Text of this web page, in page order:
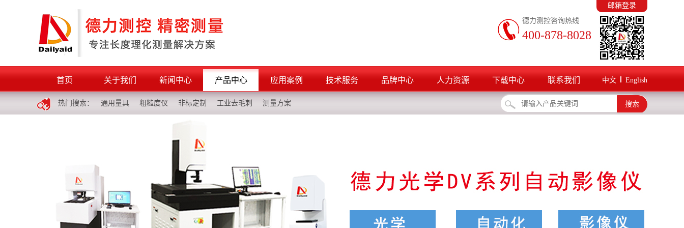
邮箱登录
德力测控咨询热线
400-878-8028
首页 关于我们 新闻中心 产品中心 应用案例 技术服务 品牌中心 人力资源 下载中心 联系我们 中文 English
热门搜索： 通用量具 粗糙度仪 非标定制 工业去毛刺 测量方案 搜索